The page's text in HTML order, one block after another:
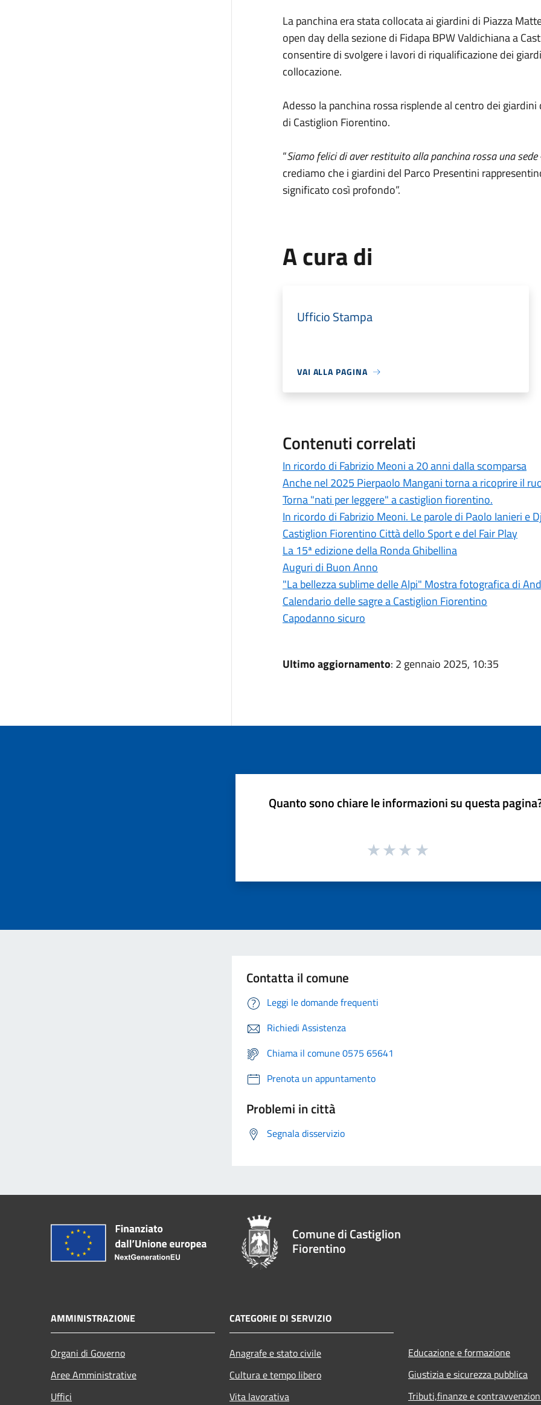
La panchina era stata collocata ai giardini di Piazza
open day della sezione di Fidapa BPW Valdichiana a
consentire di svolgere i lavori di riqualificazione dei
collocazione.
Adesso la panchina rossa risplende al centro dei
di Castiglion Fiorentino.
“Siamo felici di aver restituito alla panchina rossa una sede
crediamo che i giardini del Parco Presentini
significato così profondo”.
A cura di
Ufficio Stampa
VAI ALLA PAGINA
Contenuti correlati
In ricordo di Fabrizio Meoni a 20 anni dalla scomparsa
Anche nel 2025 Pierpaolo Mangani torna a ricoprire il
Torna "nati per leggere" a castiglion fiorentino.
In ricordo di Fabrizio Meoni. Le parole di Paolo Ianieri e
Castiglion Fiorentino Città dello Sport e del Fair Play
La 15ª edizione della Ronda Ghibellina
Auguri di Buon Anno
"La bellezza sublime delle Alpi" Mostra fotografica di
Calendario delle sagre a Castiglion Fiorentino
Capodanno sicuro
Ultimo aggiornamento: 2 gennaio 2025, 10:35
Quanto sono chiare le informazioni su questa
Contatta il comune
Leggi le domande frequenti
Richiedi Assistenza
Chiama il comune 0575 65641
Prenota un appuntamento
Problemi in città
Segnala disservizio
Comune di Castiglion
Fiorentino
AMMINISTRAZIONE
Organi di Governo
Aree Amministrative
Uffici
CATEGORIE DI SERVIZIO
Anagrafe e stato civile
Cultura e tempo libero
Vita lavorativa
Educazione e formazione
Giustizia e sicurezza pubblica
Tributi,finanze e